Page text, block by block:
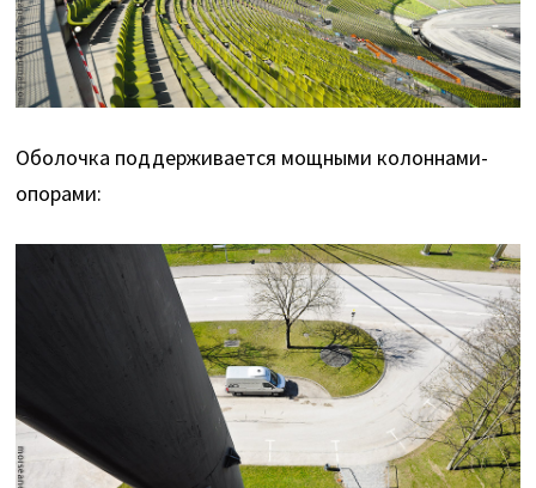
Оболочка поддерживается мощными колоннами-
опорами: